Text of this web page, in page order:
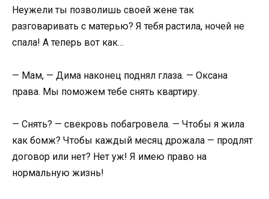
Неужели ты позволишь своей жене так
разговаривать с матерью? Я тебя растила, ночей не
спала! А теперь вот как…
— Мам, — Дима наконец поднял глаза. — Оксана
права. Мы поможем тебе снять квартиру.
— Снять? — свекровь побагровела. — Чтобы я жила
как бомж? Чтобы каждый месяц дрожала — продлят
договор или нет? Нет уж! Я имею право на
нормальную жизнь!